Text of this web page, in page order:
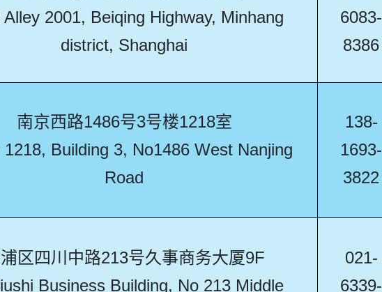
Alley 2001, Beiqing Highway, Minhang
district, Shanghai
6083-
8386
南京西路1486号3号楼1218室
1218, Building 3, No1486 West Nanjing
Road
138-
1693-
3822
区四川中路213号久事商务大厦9F
Business Building, No 213 Middle
021-
6339-